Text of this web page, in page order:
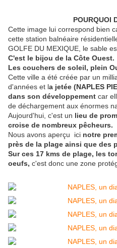
POURQUOI
Cette image lui correspond bien
cette station balnéaire
GOLFE DU MEXIQUE, le sable
C'est le bijou de la Côte Ouest.
Les couchers de soleil, plein
Cette ville a été créée par un
d'années et la jetée (NAPLES
dans son développement car
de déchargement aux énormes
Aujourd'hui, c'est un lieu de
croise de nombreux pêcheurs.
Nous avons aperçu ici notre
près de la plage ainsi que des
Sur ces 17 kms de plage, les
oeufs, c'est donc une zone